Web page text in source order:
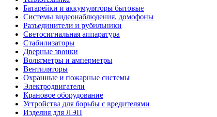
Батарейки и аккумуляторы бытовые
Системы видеонаблюдения, домофоны
Разъединители и рубильники
Светосигнальная аппаратура
Стабилизаторы
Дверные звонки
Вольтметры и амперметры
Вентиляторы
Охранные и пожарные системы
Электродвигатели
Крановое оборудование
Устройства для борьбы с вредителями
Изделия для ЛЭП